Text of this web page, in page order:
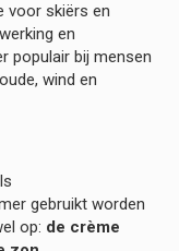
voor skiërs en
en
populair bij mensen
wind en
gebruikt worden
op: de crème